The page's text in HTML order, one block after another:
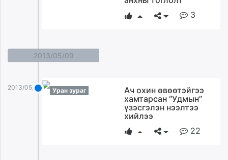
3
2013/05/09
2013/05/09 Уран зураг
Ач охин өвөөтэйгээ
хамтарсан “Удмын”
үзэсгэлэн нээлтээ
хийлээ
22